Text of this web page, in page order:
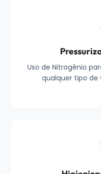
Uso de Nitrogênio
qualquer tipo de